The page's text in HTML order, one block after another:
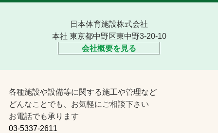
日本体育施設株式会社
本社 東京都中野区東中野3-20-10
会社概要を見る
各種施設や設備等に関する施工や管理など
どんなことでも、お気軽にご相談下さい
お電話でも承ります
03-5337-2611